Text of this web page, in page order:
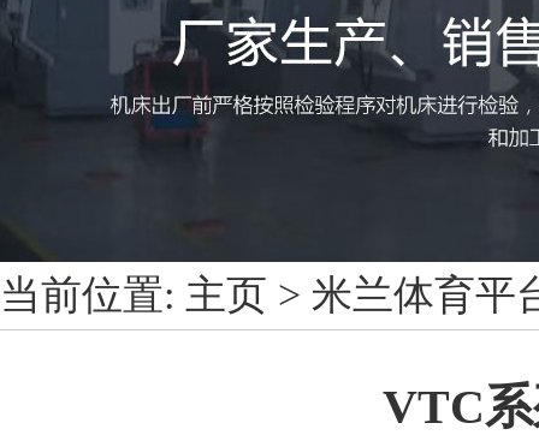
当前位置: 主页 > 米兰体育平
VTC